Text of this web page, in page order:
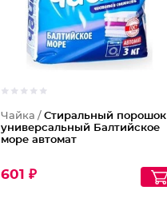
Чайка / Стиральный порошок
универсальный Балтийское
море автомат
601 ₽